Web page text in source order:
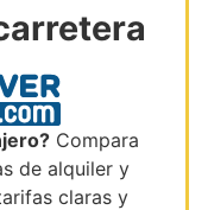
Compara
de alquiler y
claras y